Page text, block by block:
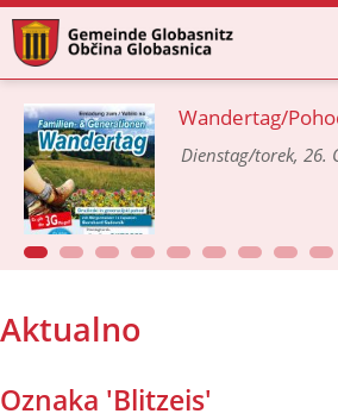
Wandertag/
Dienstag/torek, 26.
Aktualno
Oznaka 'Blitzeis'